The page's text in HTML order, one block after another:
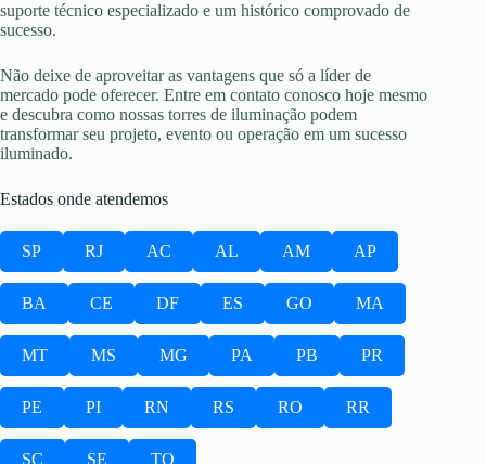
suporte técnico especializado e um histórico comprovado de
sucesso.
Não deixe de aproveitar as vantagens que só a líder de
mercado pode oferecer. Entre em contato conosco hoje mesmo
e descubra como nossas torres de iluminação podem
transformar seu projeto, evento ou operação em um sucesso
iluminado.
Estados onde atendemos
SP RJ AC AL AM AP
BA CE DF ES GO MA
MT MS MG PA PB PR
PE PI RN RS RO RR
SC SE TO